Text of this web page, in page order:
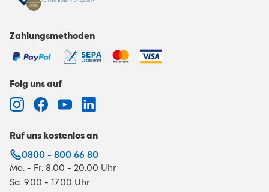
Zahlungsmethoden
Folg uns auf
Ruf uns kostenlos an
0800 - 800 66 80
Mo. - Fr. 8.00 - 20.00 Uhr
Sa. 9.00 - 17.00 Uhr